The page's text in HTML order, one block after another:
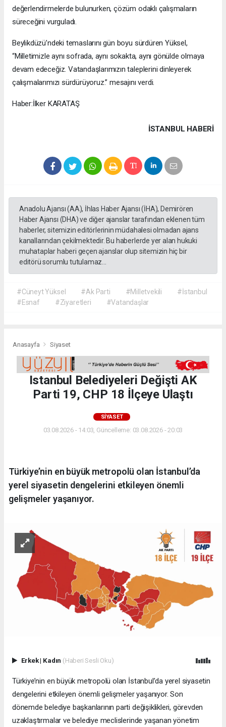
değerlendirmelerde bulunurken, çözüm odaklı çalışmaların
süreceğini vurguladı.
Beylikdüzü’ndeki temaslarını gün boyu sürdüren Yüksel,
“Milletimizle aynı sofrada, aynı sokakta, aynı gönülde olmaya
devam edeceğiz. Vatandaşlarımızın taleplerini dinleyerek
çalışmalarımızı sürdürüyoruz.” mesajını verdi.
Haber:İlker KARATAŞ
İSTANBUL HABERİ
Anadolu Ajansı (AA), İhlas Haber Ajansı (İHA), Demirören
Haber Ajansı (DHA) ve diğer ajanslar tarafından eklenen tüm
haberler, sitemizin editörlerinin müdahalesi olmadan ajans
kanallarından çekilmektedir. Bu haberlerde yer alan hukuki
muhataplar haberi geçen ajanslar olup sitemizin hiç bir
editörü sorumlu tutulamaz...
#Cüneyt Yüksel #Ak Parti #Milletvekili
#İstanbul
#Esnaf
#Ziyaretleri #Vatandaşlar
Anasayfa Siyaset
Istanbul Belediyeleri Değişti AK
Parti 19, CHP 18 İlçeye Ulaştı
SIYASET
03.08.2026 - 14:03, Güncelleme: 03.08.2026 - 20:03
Türkiye’nin en büyük metropolü olan İstanbul’da
yerel siyasetin dengelerini etkileyen önemli
gelişmeler yaşanıyor.
Erkek| Kadın (Haberi Sesli Oku)
Türkiye’nin en büyük metropolü olan İstanbul’da yerel siyasetin
dengelerini etkileyen önemli gelişmeler yaşanıyor. Son
dönemde belediye başkanlarının parti değişiklikleri, görevden
uzaklaştırmalar ve belediye meclislerinde yaşanan yönetim